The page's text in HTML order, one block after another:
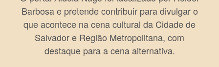
Barbosa e pretende contribuir para divulgar o
que acontece na cena cultural da Cidade de
Salvador e Região Metropolitana, com
destaque para a cena alternativa.